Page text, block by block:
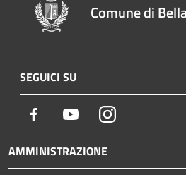
Comune di
SEGUICI SU
Facebook YoutubeInstagram
AMMINISTRAZIONE